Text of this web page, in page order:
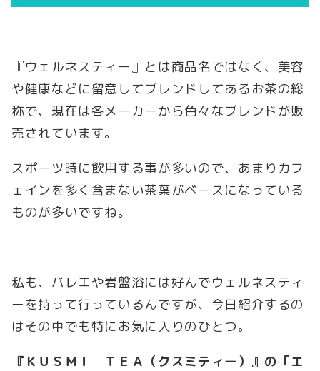
『ウェルネスティー』とは商品名ではなく、美容
や健康などに留意してブレンドしてあるお茶の総
称で、現在は各メーカーから色々なブレンドが販
売されています。
スポーツ時に飲用する事が多いので、あまりカフ
ェインを多く含まない茶葉がベースになっている
ものが多いですね。
私も、バレエや岩盤浴には好んでウェルネスティ
ーを持って行っているんですが、今日紹介するの
はその中でも特にお気に入りのひとつ。
『ＫＵＳＭＩ ＴＥＡ（クスミティー）』の「エ